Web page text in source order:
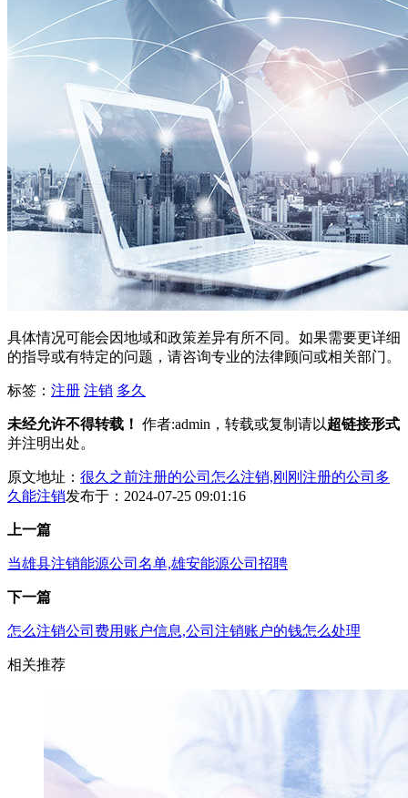
具体情况可能会因地域和政策差异有所不同。如果需要更详细
的指导或有特定的问题，请咨询专业的法律顾问或相关部门。
标签： 注册 注销 多久
未经允许不得转载！ 作者:admin，转载或复制请以超链接形式
并注明出处。
原文地址： 很久之前注册的公司怎么注销,刚刚注册的公司多
久能注销发布于：2024-07-25 09:01:16
上一篇
当雄县注销能源公司名单,雄安能源公司招聘
下一篇
怎么注销公司费用账户信息,公司注销账户的钱怎么处理
相关推荐